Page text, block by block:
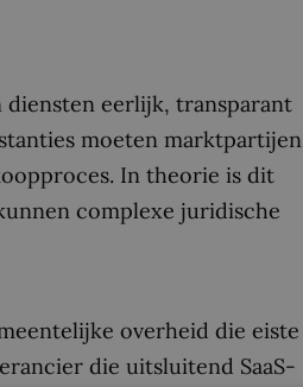
eerlijk, transparant
moeten marktpartijen
In theorie is dit
complexe juridische
overheid die eiste
die uitsluitend SaaS-